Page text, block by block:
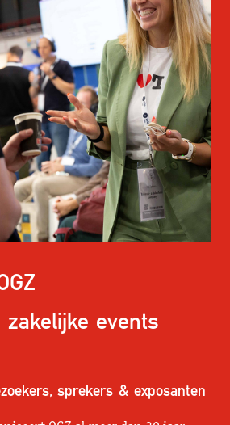
zakelijke events
sprekers & exposanten